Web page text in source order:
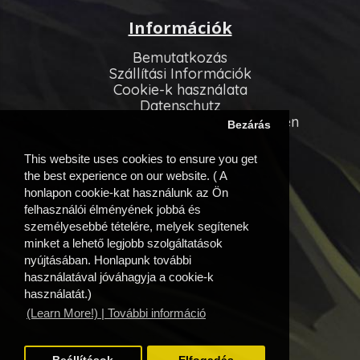
This website uses cookies to ensure you get
the best experience on our website. ( A
honlapon cookie-kat használunk az Ön
felhasználói élményének jobbá és
személyesebbé tételére, melyek segítenek
minket a lehető legjobb szolgáltatások
nyújtásában. Honlapunk további
használatával jóváhagyja a cookie-k
használatát.)
(Learn More!) | További információ
Bezárás
Információk
Bemutatkozás
Szállítási Információk
Cookie-k használata
Datenschutz
Allgemeinen Geschäftsbedingungen
Kapcsolatfelvétel
Oldaltérkép
Egyéb információk
Beszállítóink
Akciós ajánlatok
Fiók
Fiók
Kívánságlista